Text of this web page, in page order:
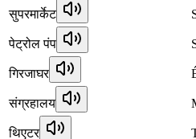
सुपरमार्केट
पेट्रोल पंप
गिरजाघर
संग्रहालय
थिएटर